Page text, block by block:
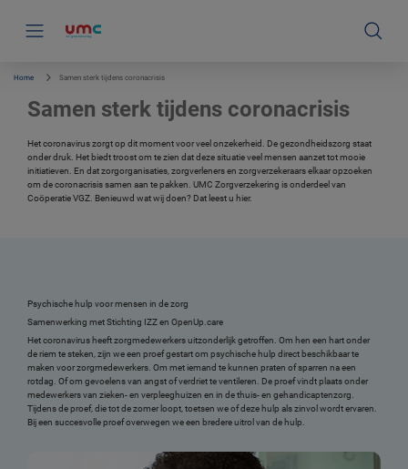
Home Samen sterk tijdens coronacrisis
Samen sterk tijdens coronacrisis
Het coronavirus zorgt op dit moment voor veel onzekerheid. De gezondheidszorg staat
onder druk. Het biedt troost om te zien dat deze situatie veel mensen aanzet tot mooie
initiatieven. En dat zorgorganisaties, zorgverleners en zorgverzekeraars elkaar opzoeken
om de coronacrisis samen aan te pakken. UMC Zorgverzekering is onderdeel van
Coöperatie VGZ. Benieuwd wat wij doen? Dat leest u hier.
Psychische hulp voor mensen in de zorg
Samenwerking met Stichting IZZ en OpenUp.care
Het coronavirus heeft zorgmedewerkers uitzonderlijk getroffen. Om hen een hart onder
de riem te steken, zijn we een proef gestart om psychische hulp direct beschikbaar te
maken voor zorgmedewerkers. Om met iemand te kunnen praten of sparren na een
rotdag. Of om gevoelens van angst of verdriet te ventileren. De proef vindt plaats onder
medewerkers van zieken- en verpleeghuizen en in de thuis- en gehandicaptenzorg.
Tijdens de proef, die tot de zomer loopt, toetsen we of deze hulp als zinvol wordt ervaren.
Bij een succesvolle proef overwegen we een bredere uitrol van de hulp.